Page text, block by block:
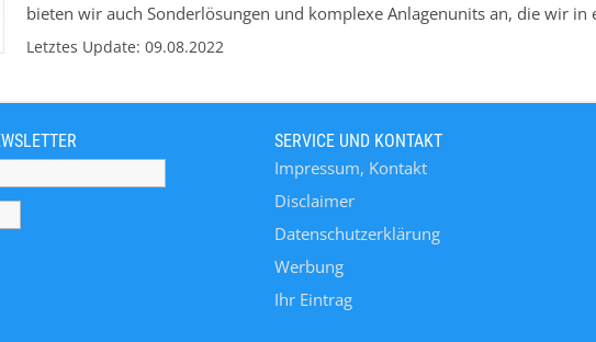
bieten wir auch Sonderlösungen und komplexe Anlagenunits an, die wir in
Zusammenarbeit mit unseren Kunden entwickeln: vom Engineering bis zur
Letztes Update: 09.08.2022
SERVICE UND KONTAKT
Impressum, Kontakt
Disclaimer
Datenschutzerklärung
Werbung
Ihr Eintrag